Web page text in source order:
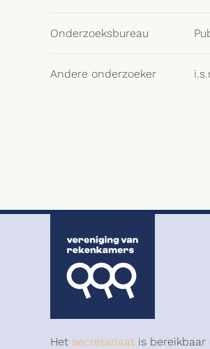
Onderzoeksbureau
Andere onderzoeker
Het secretariaat is bereikbaar